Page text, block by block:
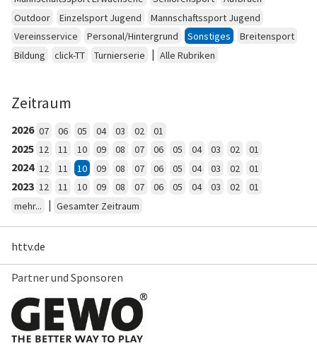
Outdoor
Einzelsport Jugend
Mannschaftssport Jugend
Vereinsservice
Personal/Hintergrund Sonstiges
Breitensport
Bildung
click-TT Turnierserie | Alle Rubriken
Zeitraum
2026 07 06 05 04 03 02 01
2025 12 11 10 09 08 07 06 05 04 03 02 01
2024 12 11 10 09 08 07 06 05 04 03 02 01
2023 12 11 10 09 08 07 06 05 04 03 02
01
mehr...
| Gesamter Zeitraum
httv.de
Partner und Sponsoren